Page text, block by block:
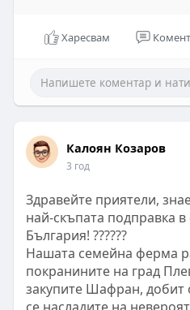
Харесвам
Калоян Козаров
3 год
Здравейте приятели,
най-скъпата подправка в
България! ??????
Нашата семейна ферма
покранините на град
закупите Шафран, добит